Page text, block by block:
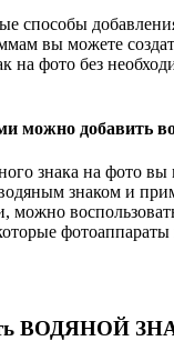
способы
вы можете
на фото без
можно добавить
знака на фото
знаком и
можно
ВОДЯНОЙ